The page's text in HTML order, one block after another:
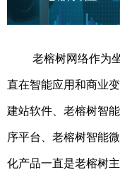
老榕树网络作为
直在智能应用和商业
建站软件、老榕树智
序平台、老榕树智能
化产品一直是老榕树